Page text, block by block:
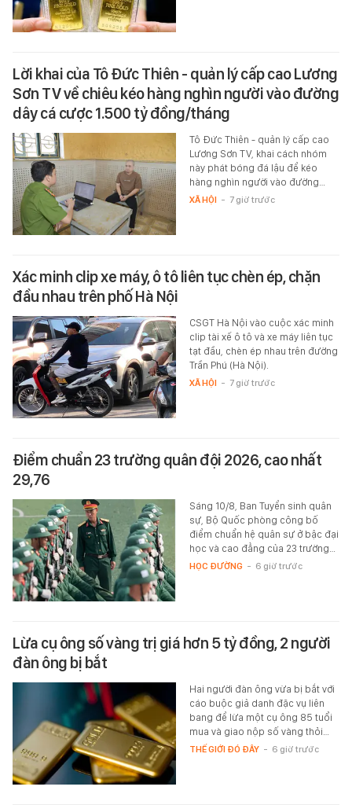
Lời khai của Tô Đức Thiên - quản lý cấp cao Lương
Sơn TV về chiêu kéo hàng nghìn người vào đường
dây cá cược 1.500 tỷ đồng/tháng
Tô Đức Thiên - quản lý cấp cao
Lương Sơn TV, khai cách nhóm
này phát bóng đá lậu để kéo
hàng nghìn người vào đường…
XÃ HỘI - 7 giờ trước
Xác minh clip xe máy, ô tô liên tục chèn ép, chặn
đầu nhau trên phố Hà Nội
CSGT Hà Nội vào cuộc xác minh
clip tài xế ô tô và xe máy liên tục
tạt đầu, chèn ép nhau trên đường
Trần Phú (Hà Nội).
XÃ HỘI - 7 giờ trước
Điểm chuẩn 23 trường quân đội 2026, cao nhất
29,76
Sáng 10/8, Ban Tuyển sinh quân
sự, Bộ Quốc phòng công bố
điểm chuẩn hệ quân sự ở bậc đại
học và cao đẳng của 23 trường…
HỌC ĐƯỜNG - 6 giờ trước
Lừa cụ ông số vàng trị giá hơn 5 tỷ đồng, 2 người
đàn ông bị bắt
Hai người đàn ông vừa bị bắt với
cáo buộc giả danh đặc vụ liên
bang để lừa một cụ ông 85 tuổi
mua và giao nộp số vàng thỏi…
THẾ GIỚI ĐÓ ĐÂY - 6 giờ trước